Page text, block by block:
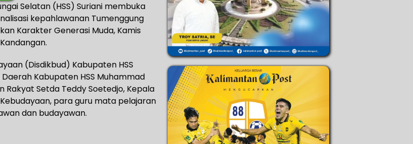
Selatan (HSS) Suriani membuka
kepahlawanan Tumenggung
Karakter Generasi Muda, Kamis
(Disdikbud) Kabupaten HSS
Kabupaten HSS Muhammad
Rakyat Setda Teddy Soetedjo, Kepala
para guru mata pelajaran
dan budayawan.